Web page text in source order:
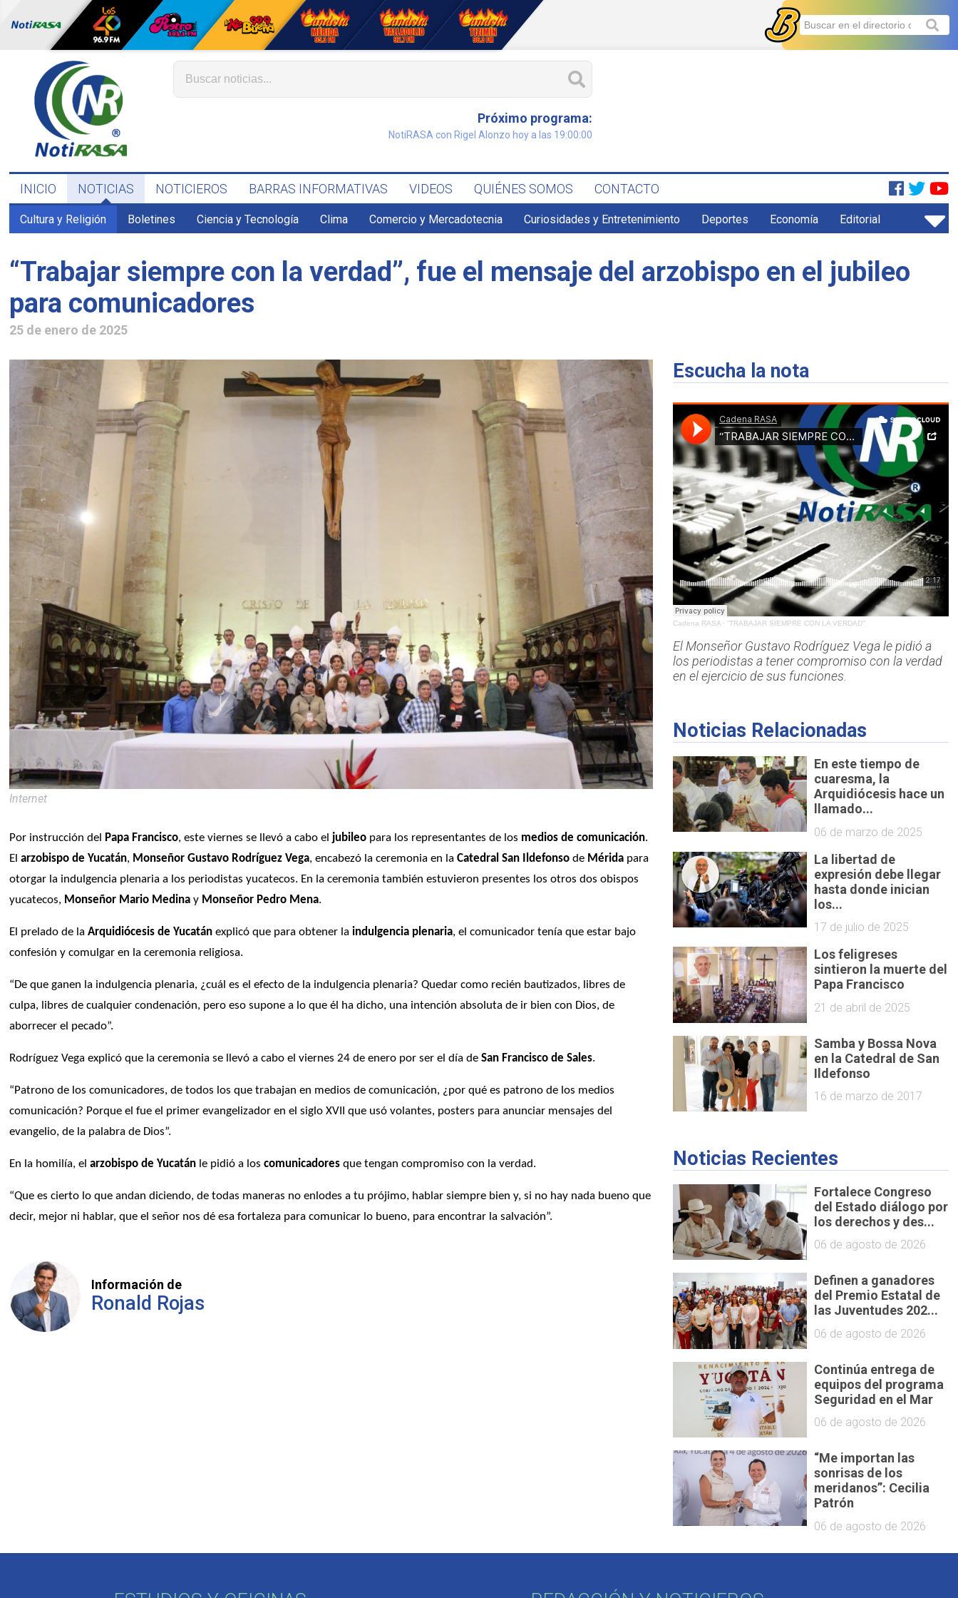
Próximo programa:
NotiRASA con Rigel Alonzo hoy a las 19:00:00
INICIO NOTICIAS NOTICIEROS BARRAS INFORMATIVAS VIDEOS QUIÉNES SOMOS CONTACTO
Cultura y Religión Boletines Ciencia y Tecnología Clima Comercio y Mercadotecnia Curiosidades y Entretenimiento Deportes Economía Editorial
“Trabajar siempre con la verdad”, fue el mensaje del arzobispo en el jubileo
para comunicadores
25 de enero de 2025
Internet
Por instrucción del Papa Francisco, este viernes se llevó a cabo el jubileo para los representantes de los medios de comunicación.
El arzobispo de Yucatán, Monseñor Gustavo Rodríguez Vega, encabezó la ceremonia en la Catedral San Ildefonso de Mérida para
otorgar la indulgencia plenaria a los periodistas yucatecos. En la ceremonia también estuvieron presentes los otros dos obispos
yucatecos, Monseñor Mario Medina y Monseñor Pedro Mena.
El prelado de la Arquidiócesis de Yucatán explicó que para obtener la indulgencia plenaria, el comunicador tenía que estar bajo
confesión y comulgar en la ceremonia religiosa.
“De que ganen la indulgencia plenaria, ¿cuál es el efecto de la indulgencia plenaria? Quedar como recién bautizados, libres de
culpa, libres de cualquier condenación, pero eso supone a lo que él ha dicho, una intención absoluta de ir bien con Dios, de
aborrecer el pecado”.
Rodríguez Vega explicó que la ceremonia se llevó a cabo el viernes 24 de enero por ser el día de San Francisco de Sales.
“Patrono de los comunicadores, de todos los que trabajan en medios de comunicación, ¿por qué es patrono de los medios
comunicación? Porque el fue el primer evangelizador en el siglo XVII que usó volantes, posters para anunciar mensajes del
evangelio, de la palabra de Dios”.
En la homilía, el arzobispo de Yucatán le pidió a los comunicadores que tengan compromiso con la verdad.
“Que es cierto lo que andan diciendo, de todas maneras no enlodes a tu prójimo, hablar siempre bien y, si no hay nada bueno que
decir, mejor ni hablar, que el señor nos dé esa fortaleza para comunicar lo bueno, para encontrar la salvación”.
Información de
Ronald Rojas
Escucha la nota
Cadena RASA· “TRABAJAR SIEMPRE CON LA VERDAD”
El Monseñor Gustavo Rodríguez Vega le pidió a
los periodistas a tener compromiso con la verdad
en el ejercicio de sus funciones.
Noticias Relacionadas
En este tiempo de
cuaresma, la
Arquidiócesis hace un
llamado...
06 de marzo de 2025
La libertad de
expresión debe llegar
hasta donde inician
los...
17 de julio de 2025
Los feligreses
sintieron la muerte del
Papa Francisco
21 de abril de 2025
Samba y Bossa Nova
en la Catedral de San
Ildefonso
16 de marzo de 2017
Noticias Recientes
Fortalece Congreso
del Estado diálogo por
los derechos y des...
06 de agosto de 2026
Definen a ganadores
del Premio Estatal de
las Juventudes 202...
06 de agosto de 2026
Continúa entrega de
equipos del programa
Seguridad en el Mar
06 de agosto de 2026
“Me importan las
sonrisas de los
meridanos”: Cecilia
Patrón
06 de agosto de 2026